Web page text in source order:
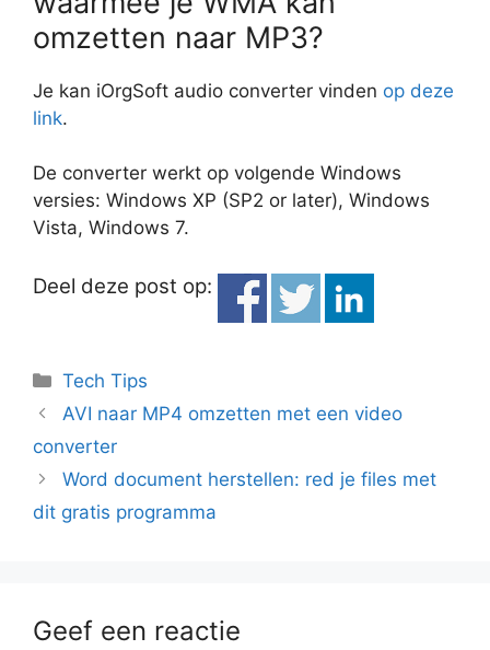
omzetten naar MP3?
Je kan iOrgSoft audio converter vinden op deze
link.
De converter werkt op volgende Windows
versies: Windows XP (SP2 or later), Windows
Vista, Windows 7.
Deel deze post op:
Categorieën
Tech Tips
AVI naar MP4 omzetten met een video
converter
Word document herstellen: red je files met
dit gratis programma
Geef een reactie